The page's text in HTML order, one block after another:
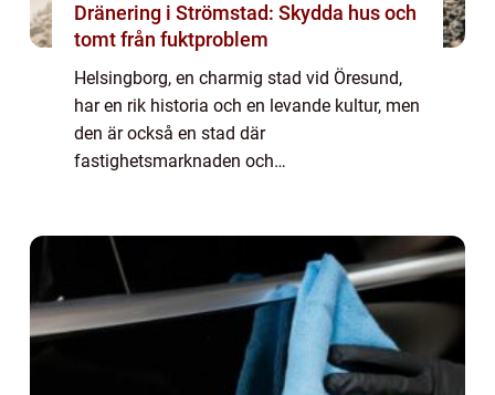
Dränering i Strömstad: Skydda hus och
tomt från fuktproblem
Helsingborg, en charmig stad vid Öresund,
har en rik historia och en levande kultur, men
den är också en stad där
fastighetsmarknaden och